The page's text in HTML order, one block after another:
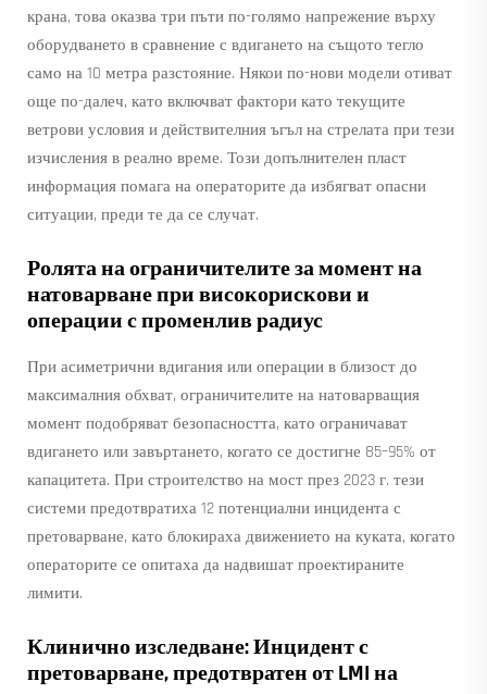
крана, това оказва три пъти по-голямо напрежение върху
оборудването в сравнение с вдигането на същото тегло
само на 10 метра разстояние. Някои по-нови модели отиват
още по-далеч, като включват фактори като текущите
ветрови условия и действителния ъгъл на стрелата при тези
изчисления в реално време. Този допълнителен пласт
информация помага на операторите да избягват опасни
ситуации, преди те да се случат.
Ролята на ограничителите за момент на
натоварване при високорискови и
операции с променлив радиус
При асиметрични вдигания или операции в близост до
максималния обхват, ограничителите на натоварващия
момент подобряват безопасността, като ограничават
вдигането или завъртането, когато се достигне 85–95% от
капацитета. При строителство на мост през 2023 г. тези
системи предотвратиха 12 потенциални инцидента с
претоварване, като блокираха движението на куката, когато
операторите се опитаха да надвишат проектираните
лимити.
Клинично изследване: Инцидент с
претоварване, предотвратен от LMI на